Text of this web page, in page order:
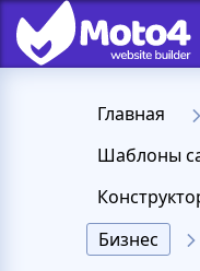
Главная
Шаблоны
Бизнес